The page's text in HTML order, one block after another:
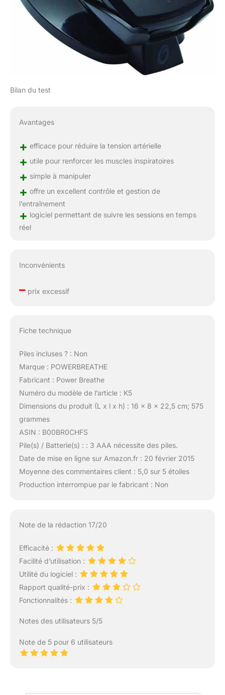
Bilan du test
Avantages
+ efficace pour réduire la tension artérielle
+ utile pour renforcer les muscles inspiratoires
+ simple à manipuler
+ offre un excellent contrôle et gestion de
l’entraînement
+ logiciel permettant de suivre les sessions en temps
réel
Inconvénients
–prix excessif
Fiche technique
Piles incluses ? : Non
Marque : POWERBREATHE
Fabricant : Power Breathe
Numéro du modèle de l’article : K5
Dimensions du produit (L x l x h) : 16 x 8 x 22,5 cm; 575
grammes
ASIN : B00BR0CHFS
Pile(s) / Batterie(s) : : 3 AAA nécessite des piles.
Date de mise en ligne sur Amazon.fr : 20 février 2015
Moyenne des commentaires client : 5,0 sur 5 étoiles
Production interrompue par le fabricant : Non
Note de la rédaction 17/20
Efficacité :
Facilité d’utilisation :
Utilité du logiciel :
Rapport qualité-prix :
Fonctionnalités :
Notes des utilisateurs 5/5
Note de 5 pour 6 utilisateurs